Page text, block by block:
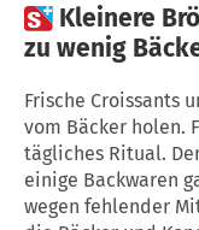
 Kleinere
zu wenig
Frische Croissants
vom Bäcker holen.
tägliches Ritual.
einige Backwaren
wegen fehlender